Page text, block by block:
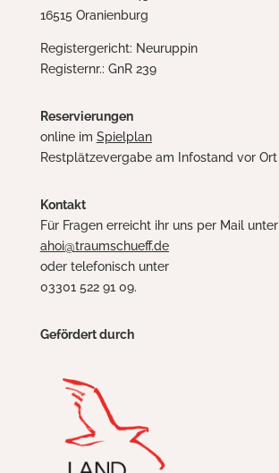
16515 Oranienburg
Registergericht: Neuruppin
Registernr.: GnR 239
Reservierungen
online im Spielplan
Restplätzevergabe am Infostand vor Ort
Kontakt
Für Fragen erreicht ihr uns per Mail unter
ahoi@traumschueff.de
oder telefonisch unter
03301 522 91 09.
Gefördert durch